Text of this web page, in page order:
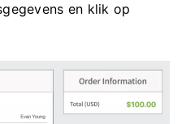
en klik op